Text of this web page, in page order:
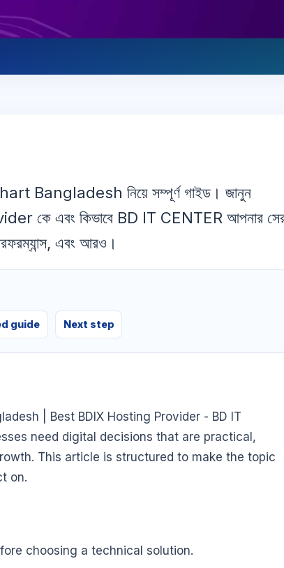
Bangladesh নিয়ে সম্পূর্ণ গাইড। জানুন
কে এবং কিভাবে BD IT CENTER আপনার
এবং আরও।
guide Next step
| Best BDIX Hosting Provider - BD IT
need digital decisions that are practical,
This article is structured to make the topic
on.
choosing a technical solution.